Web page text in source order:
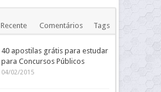
Recente Comentários Tags
40 apostilas grátis para estudar
para Concursos Públicos
04/02/2015